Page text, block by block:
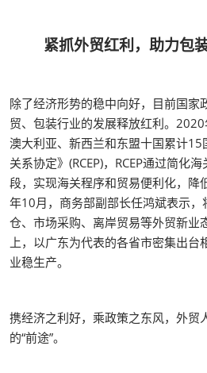
紧抓外贸红利，助力包
除了经济形势的稳中向好，目前国家
贸、包装行业的发展释放红利。2020
澳大利亚、新西兰和东盟十国累计
关系协定》(RCEP)，RCEP通过简化
段，实现海关程序和贸易便利化，降
年10月，商务部副部长任鸿斌表示
仓、市场采购、离岸贸易等外贸新业
上，以广东为代表的各省市密集出
业稳生产。
携经济之利好，乘政策之东风，外贸
的“前途”。